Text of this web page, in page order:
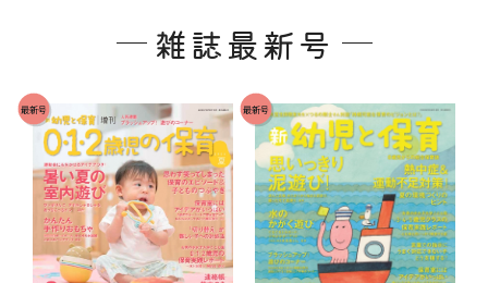
雑誌最新号
最新号 最新号